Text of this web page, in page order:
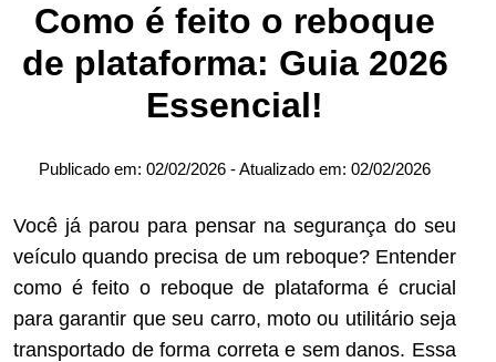
Como é feito o reboque
de plataforma: Guia 2026
Essencial!
Publicado em: 02/02/2026 - Atualizado em: 02/02/2026
Você já parou para pensar na segurança do seu
veículo quando precisa de um reboque? Entender
como é feito o reboque de plataforma é crucial
para garantir que seu carro, moto ou utilitário seja
transportado de forma correta e sem danos. Essa